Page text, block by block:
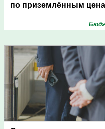
по приземлённым